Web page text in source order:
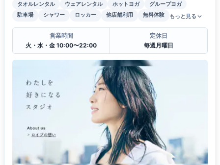
タオルレンタル ウェアレンタル ホットヨガ
グループヨガ
駐車場
シャワー ロッカー 他店舗利用 無料体験 もっと見る
営業時間
火・水・金 10:00〜22:00
定休日
毎週月曜日